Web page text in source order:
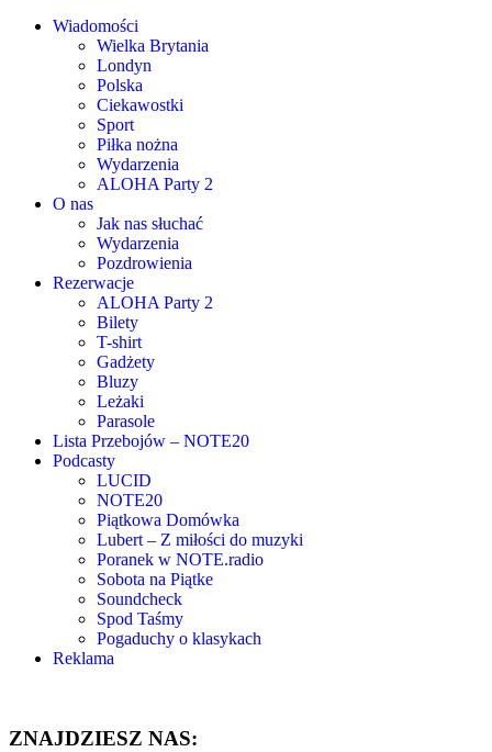
Wiadomości
Wielka Brytania
Londyn
Polska
Ciekawostki
Sport
Piłka nożna
Wydarzenia
ALOHA Party 2
O nas
Jak nas słuchać
Wydarzenia
Pozdrowienia
Rezerwacje
ALOHA Party 2
Bilety
T-shirt
Gadżety
Bluzy
Leżaki
Parasole
Lista Przebojów – NOTE20
Podcasty
LUCID
NOTE20
Piątkowa Domówka
Lubert – Z miłości do muzyki
Poranek w NOTE.radio
Sobota na Piątke
Soundcheck
Spod Taśmy
Pogaduchy o klasykach
Reklama
ZNAJDZIESZ NAS: